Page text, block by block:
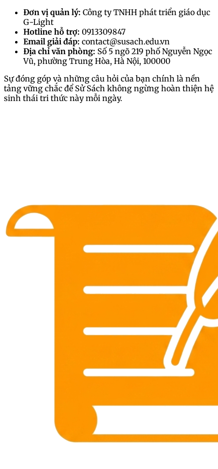
Đơn vị quản lý: Công ty TNHH phát triển giáo dục
G-Light
Hotline hỗ trợ: 0913309847
Email giải đáp: contact@susach.edu.vn
Địa chỉ văn phòng: Số 5 ngõ 219 phố Nguyễn Ngọc
Vũ, phường Trung Hòa, Hà Nội, 100000
Sự đóng góp và những câu hỏi của bạn chính là nền
tảng vững chắc để Sử Sách không ngừng hoàn thiện hệ
sinh thái tri thức này mỗi ngày.